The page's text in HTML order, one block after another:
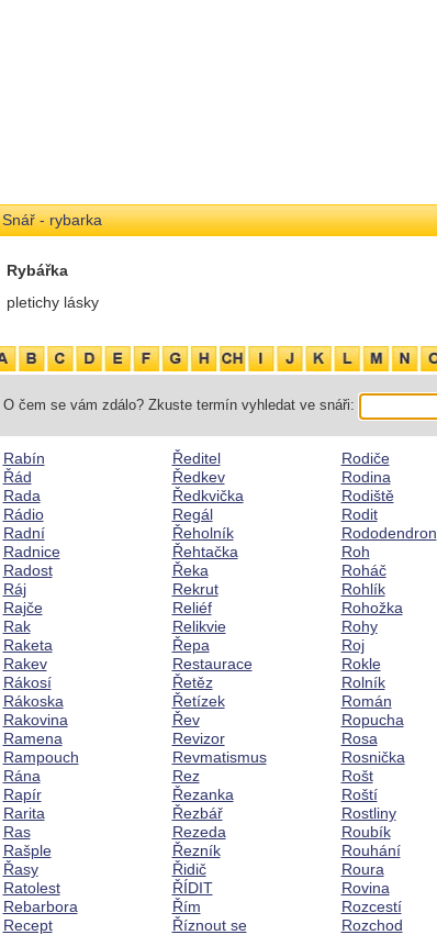
Snář - rybarka
Rybářka
pletichy lásky
O čem se vám zdálo? Zkuste termín vyhledat ve snáři:
Rabín
Řád
Rada
Rádio
Radní
Radnice
Radost
Ráj
Rajče
Rak
Raketa
Rakev
Rákosí
Rákoska
Rakovina
Ramena
Rampouch
Rána
Rapír
Rarita
Ras
Rašple
Řasy
Ratolest
Rebarbora
Recept
Ředitel
Ředkev
Ředkvička
Regál
Řeholník
Řehtačka
Řeka
Rekrut
Reliéf
Relikvie
Řepa
Restaurace
Řetěz
Řetízek
Řev
Revizor
Revmatismus
Rez
Řezanka
Řezbář
Rezeda
Řezník
Řidič
ŘÍDIT
Řím
Říznout se
Rodiče
Rodina
Rodiště
Rodit
Rododendron
Roh
Roháč
Rohlík
Rohožka
Rohy
Roj
Rokle
Rolník
Román
Ropucha
Rosa
Rosnička
Rošt
Roští
Rostliny
Roubík
Rouhání
Roura
Rovina
Rozcestí
Rozchod